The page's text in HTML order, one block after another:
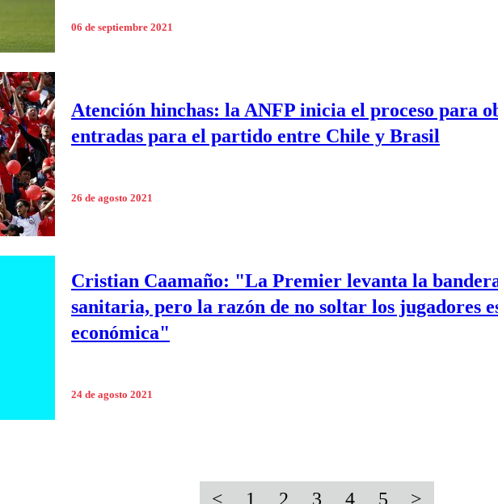
06 de septiembre 2021
Atención hinchas: la ANFP inicia el proceso para
entradas para el partido entre Chile y Brasil
26 de agosto 2021
Cristian Caamaño: "La Premier levanta la
sanitaria, pero la razón de no soltar los jugadores
económica"
24 de agosto 2021
< 1 2 3 4 5 >